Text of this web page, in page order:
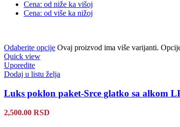
Cena: od niže ka višoj
Cena: od više ka nižoj
Odaberite opcije Ovaj proizvod ima više varijanti.
Quick view
Uporedite
Dodaj u listu želja
Luks poklon paket-Srce glatko sa alkom
2,500.00 RSD